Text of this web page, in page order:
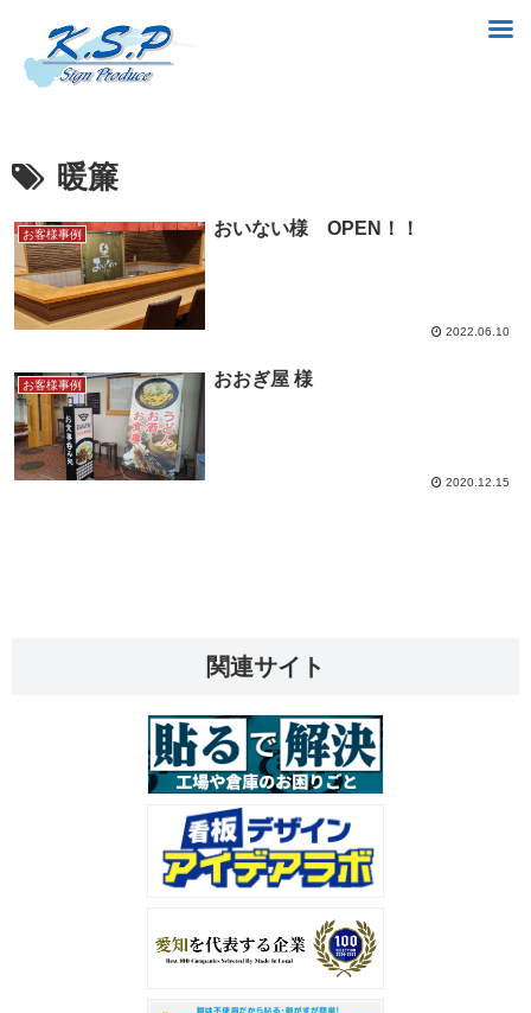
暖簾
お客様事例 おいない様 OPEN！！
2022.06.10
お客様事例 おおぎ屋 様
2020.12.15
関連サイト